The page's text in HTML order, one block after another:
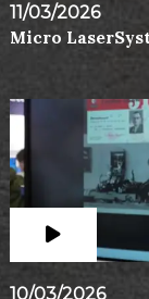
11/03/2026
Micro
10/03/2026